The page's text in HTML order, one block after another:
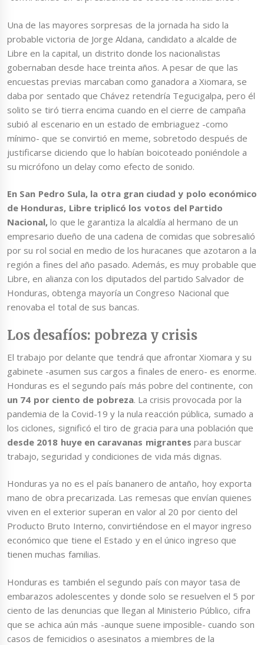
Una de las mayores sorpresas de la jornada ha sido la
probable victoria de Jorge Aldana, candidato a alcalde de
Libre en la capital, un distrito donde los nacionalistas
gobernaban desde hace treinta años. A pesar de que las
encuestas previas marcaban como ganadora a Xiomara, se
daba por sentado que Chávez retendría Tegucigalpa, pero él
solito se tiró tierra encima cuando en el cierre de campaña
subió al escenario en un estado de embriaguez -como
mínimo- que se convirtió en meme, sobretodo después de
justificarse diciendo que lo habían boicoteado poniéndole a
su micrófono un delay como efecto de sonido.
En San Pedro Sula, la otra gran ciudad y polo económico
de Honduras, Libre triplicó los votos del Partido
Nacional, lo que le garantiza la alcaldía al hermano de un
empresario dueño de una cadena de comidas que sobresalió
por su rol social en medio de los huracanes que azotaron a la
región a fines del año pasado. Además, es muy probable que
Libre, en alianza con los diputados del partido Salvador de
Honduras, obtenga mayoría un Congreso Nacional que
renovaba el total de sus bancas.
Los desafíos: pobreza y crisis
El trabajo por delante que tendrá que afrontar Xiomara y su
gabinete -asumen sus cargos a finales de enero- es enorme.
Honduras es el segundo país más pobre del continente, con
un 74 por ciento de pobreza. La crisis provocada por la
pandemia de la Covid-19 y la nula reacción pública, sumado a
los ciclones, significó el tiro de gracia para una población que
desde 2018 huye en caravanas migrantes para buscar
trabajo, seguridad y condiciones de vida más dignas.
Honduras ya no es el país bananero de antaño, hoy exporta
mano de obra precarizada. Las remesas que envían quienes
viven en el exterior superan en valor al 20 por ciento del
Producto Bruto Interno, convirtiéndose en el mayor ingreso
económico que tiene el Estado y en el único ingreso que
tienen muchas familias.
Honduras es también el segundo país con mayor tasa de
embarazos adolescentes y donde solo se resuelven el 5 por
ciento de las denuncias que llegan al Ministerio Público, cifra
que se achica aún más -aunque suene imposible- cuando son
casos de femicidios o asesinatos a miembres de la